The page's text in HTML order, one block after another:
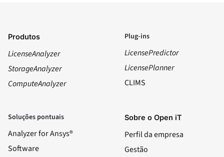
Produtos
LicenseAnalyzer
StorageAnalyzer
ComputeAnalyzer
Plug-ins
LicensePredictor
LicensePlanner
CLIMS
Soluções pontuais
Analyzer for Ansys®
Software
Sobre o Open iT
Perfil da empresa
Gestão